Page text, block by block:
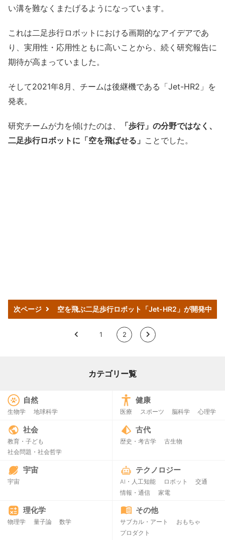
い溝を難なくまたげるようになっています。
これは二足歩行ロボットにおける画期的なアイデアであ
り、実用性・応用性ともに高いことから、続く研究報告に
期待が高まっていました。
そして2021年8月、チームは後継機である「Jet-HR2」を
発表。
研究チームが力を傾けたのは、
「歩行」の分野ではなく、
二足歩行ロボットに「空を飛ばせる」 ことでした。
次ページ 空を飛ぶ二足歩行ロボット「Jet-HR2」が開発中
< 1 2 >
カテゴリー覧
自然
生物学 地球科学
健康
医療 スポーツ 脳科学 心理学
社会
教育・子ども
社会問題・社会哲学
古代
歴史・考古学 古生物
宇宙
宇宙
テクノロジー
AI・人工知能 ロボット
交通
情報・通信
家電
理化学
物理学 量子論 数学
その他
サブカル・アート
おもちゃ
プロダクト